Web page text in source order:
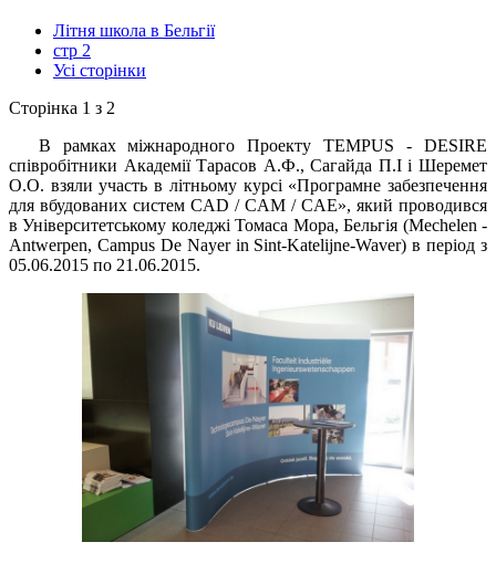
Літня школа в Бельгії
стр 2
Усі сторінки
Сторінка 1 з 2
В рамках міжнародного Проекту TEMPUS - DESІRE
співробітники Академії Тарасов А.Ф., Сагайда П.І і Шеремет
О.О. взяли участь в літньому курсі «Програмне забезпечення
для вбудованих систем CAD / CAM / CAE», який проводився
в Університетському коледжі Томаса Мора, Бельгія (Mechelen -
Antwerpen, Campus De Nayer іn Sіnt-Katelіjne-Waver) в період з
05.06.2015 по 21.06.2015.